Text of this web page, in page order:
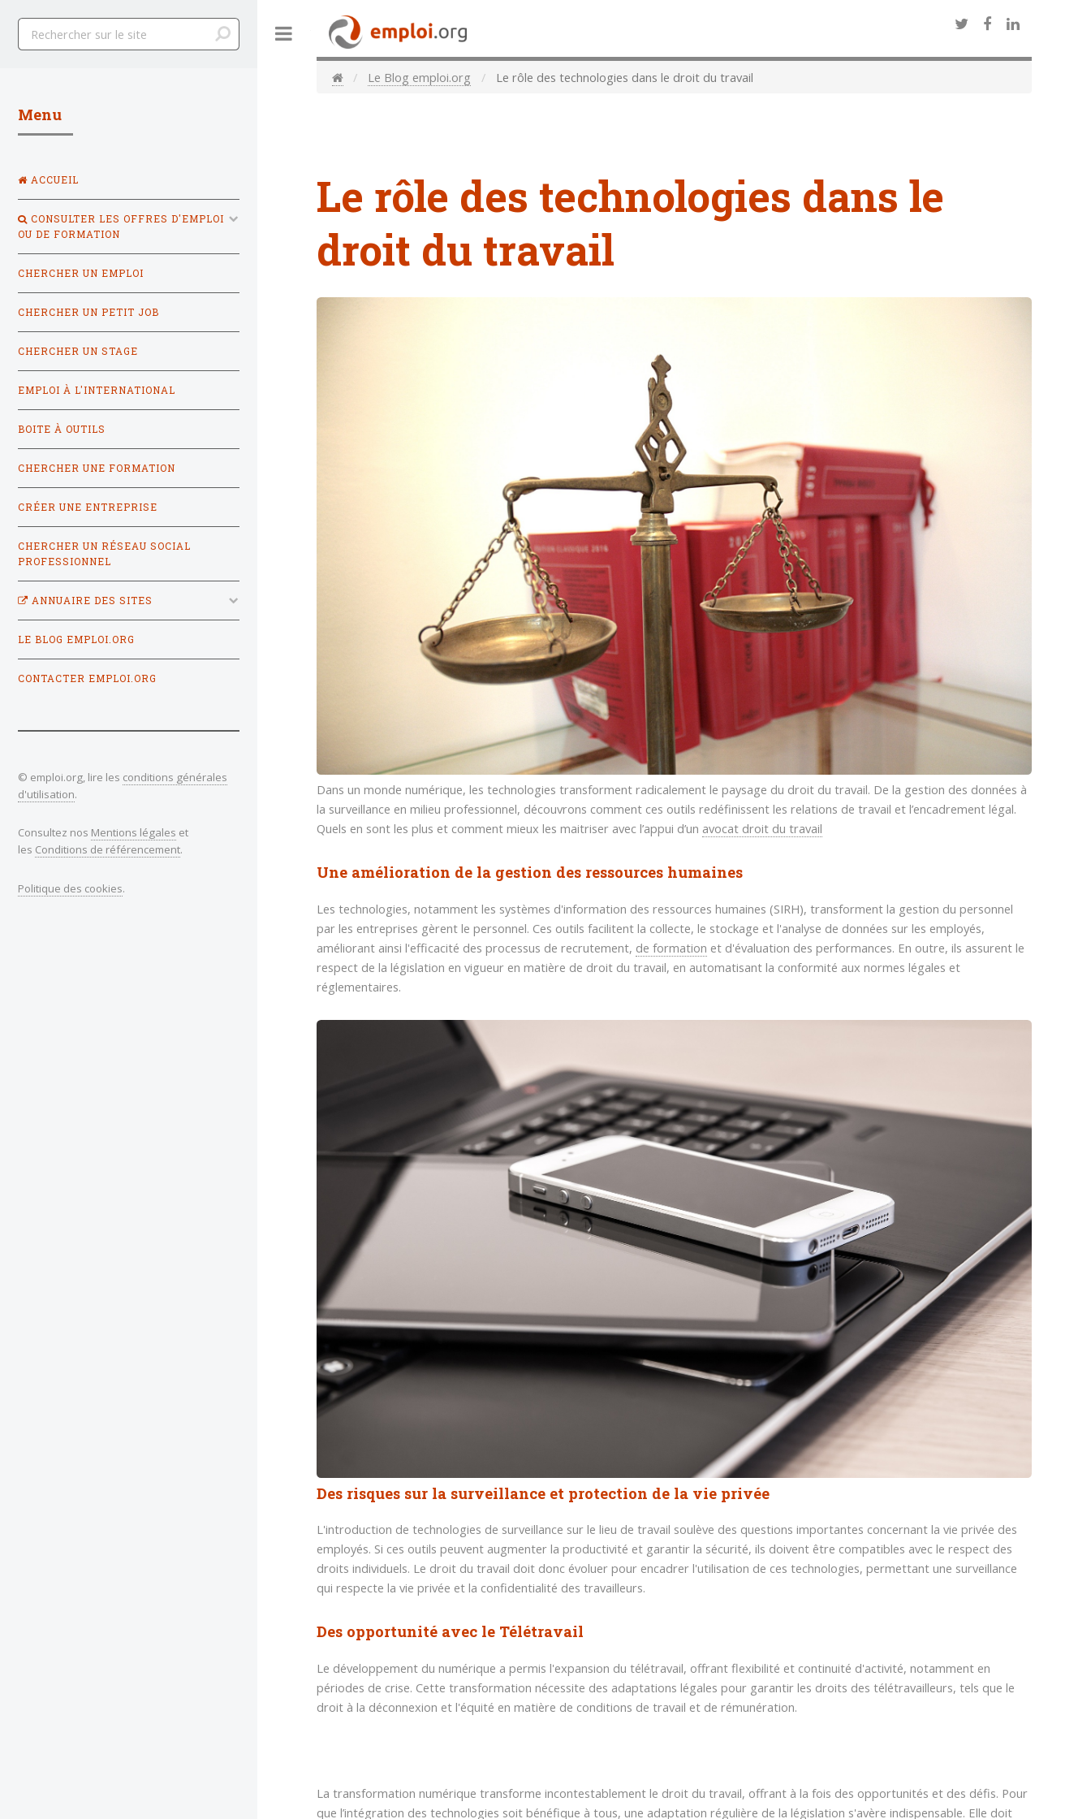
Le Blog emploi.org Le rôle des technologies dans le droit du travail
Le rôle des technologies dans le
droit du travail
Dans un monde numérique, les technologies transforment radicalement le paysage du droit du travail. De la gestion des données à
la surveillance en milieu professionnel, découvrons comment ces outils redéfinissent les relations de travail et l’encadrement légal.
Quels en sont les plus et comment mieux les maitriser avec l’appui d’un avocat droit du travail
Une amélioration de la gestion des ressources humaines
Les technologies, notamment les systèmes d'information des ressources humaines (SIRH), transforment la gestion du personnel
par les entreprises gèrent le personnel. Ces outils facilitent la collecte, le stockage et l'analyse de données sur les employés,
améliorant ainsi l'efficacité des processus de recrutement, de formation et d'évaluation des performances. En outre, ils assurent le
respect de la législation en vigueur en matière de droit du travail, en automatisant la conformité aux normes légales et
réglementaires.
Des risques sur la surveillance et protection de la vie privée
L'introduction de technologies de surveillance sur le lieu de travail soulève des questions importantes concernant la vie privée des
employés. Si ces outils peuvent augmenter la productivité et garantir la sécurité, ils doivent être compatibles avec le respect des
droits individuels. Le droit du travail doit donc évoluer pour encadrer l'utilisation de ces technologies, permettant une surveillance
qui respecte la vie privée et la confidentialité des travailleurs.
Des opportunité avec le Télétravail
Le développement du numérique a permis l'expansion du télétravail, offrant flexibilité et continuité d'activité, notamment en
périodes de crise. Cette transformation nécessite des adaptations légales pour garantir les droits des télétravailleurs, tels que le
droit à la déconnexion et l'équité en matière de conditions de travail et de rémunération.
La transformation numérique transforme incontestablement le droit du travail, offrant à la fois des opportunités et des défis. Pour
que l’intégration des technologies soit bénéfique à tous, une adaptation régulière de la législation s'avère indispensable. Elle doit
Menu
ACCUEIL
CONSULTER LES OFFRES D'EMPLOI
OU DE FORMATION
CHERCHER UN EMPLOI
CHERCHER UN PETIT JOB
CHERCHER UN STAGE
EMPLOI À L'INTERNATIONAL
BOITE À OUTILS
CHERCHER UNE FORMATION
CRÉER UNE ENTREPRISE
CHERCHER UN RÉSEAU SOCIAL
PROFESSIONNEL
ANNUAIRE DES SITES
LE BLOG EMPLOI.ORG
CONTACTER EMPLOI.ORG
© emploi.org, lire les conditions générales
d'utilisation.
Consultez nos Mentions légales et
les Conditions de référencement.
Politique des cookies.
Toggle